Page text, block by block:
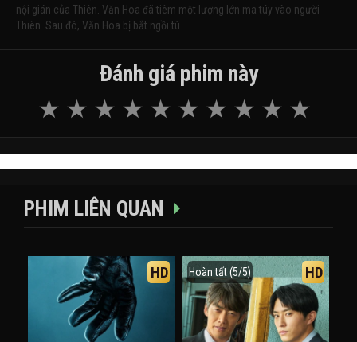
nội gián của Thiên. Văn Hoa đã tiêm một lượng lớn ma túy vào người
Thiên. Sau đó, Văn Hoa bị bắt ngồi tù.
Đánh giá phim này
PHIM LIÊN QUAN
HD Hoàn tất (5/5) HD